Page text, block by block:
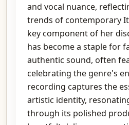
and vocal nuance,
trends of contemporary
key component of her
has become a staple for
authentic sound, often
celebrating the genre's
recording captures the
artistic identity,
through its polished